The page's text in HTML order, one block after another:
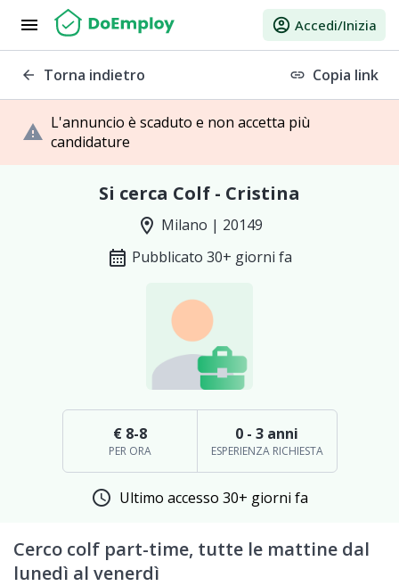
menu account_circle Accedi/Inizia
arrow_back Torna indietro link Copia link
warning L'annuncio è scaduto e non accetta più
candidature
Si cerca Colf - Cristina
location_on Milano | 20149
calendar_month Pubblicato 30+ giorni fa
€ 8-8
PER ORA
0 - 3 anni
ESPERIENZA RICHIESTA
schedule Ultimo accesso 30+ giorni fa
Cerco colf part-time, tutte le mattine dal
lunedì al venerdì